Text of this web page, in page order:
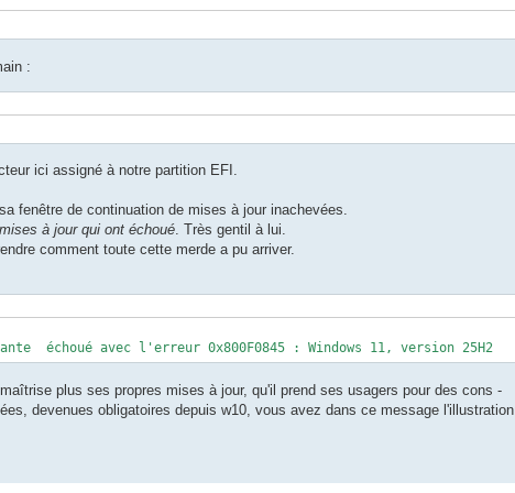
:
ici assigné à notre partition EFI.
fenêtre de continuation de mises à jour inachevées.
à jour qui ont échoué. Très gentil à lui.
comment toute cette merde a pu arriver.
avec l'erreur 0x800F0845 : Windows 11, version 25H2
plus ses propres mises à jour, qu'il prend ses usagers pour des cons -
devenues obligatoires depuis w10, vous avez dans ce message l'illustration